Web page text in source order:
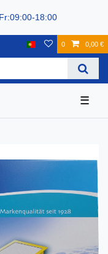
18:00
0 0,00 €
☰